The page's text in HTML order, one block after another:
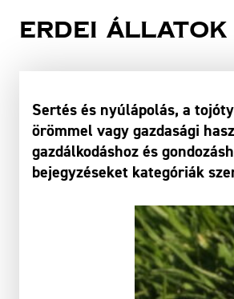
Erdei állatok
Sertés és nyúlápolás, a
örömmel vagy gazdasági
gazdálkodáshoz és
bejegyzéseket kategóriák